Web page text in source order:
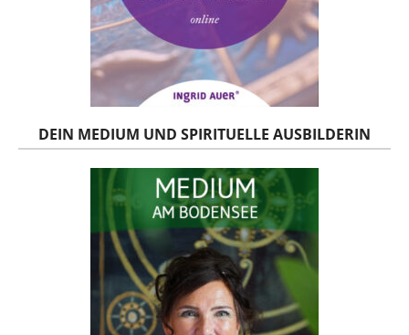
DEIN MEDIUM UND SPIRITUELLE AUSBILDERIN